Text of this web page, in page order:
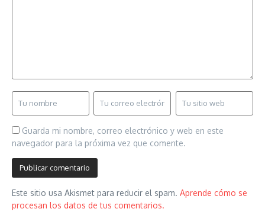
Guarda mi nombre, correo electrónico y web en este
navegador para la próxima vez que comente.
Este sitio usa Akismet para reducir el spam. Aprende cómo se
procesan los datos de tus comentarios.